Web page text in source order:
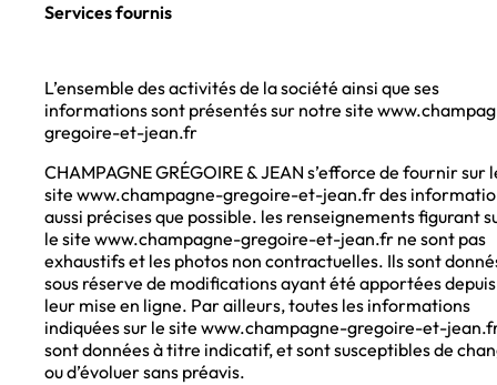
Services fournis
L’ensemble des activités de la société ainsi que ses
informations sont présentés sur notre site
gregoire-et-jean.fr
CHAMPAGNE GRÉGOIRE & JEAN s’efforce de fournir sur
site www.champagne-gregoire-et-jean.fr des
aussi précises que possible. les renseignements figurant
le site www.champagne-gregoire-et-jean.fr ne sont pas
exhaustifs et les photos non contractuelles. Ils sont
sous réserve de modifications ayant été apportées depuis
leur mise en ligne. Par ailleurs, toutes les informations
indiquées sur le site www.champagne-gregoire-et-
sont données à titre indicatif, et sont susceptibles de
ou d’évoluer sans préavis.